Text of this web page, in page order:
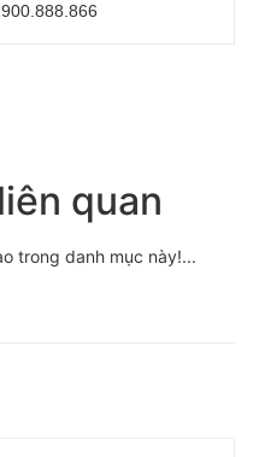
quan
trong danh mục này!...